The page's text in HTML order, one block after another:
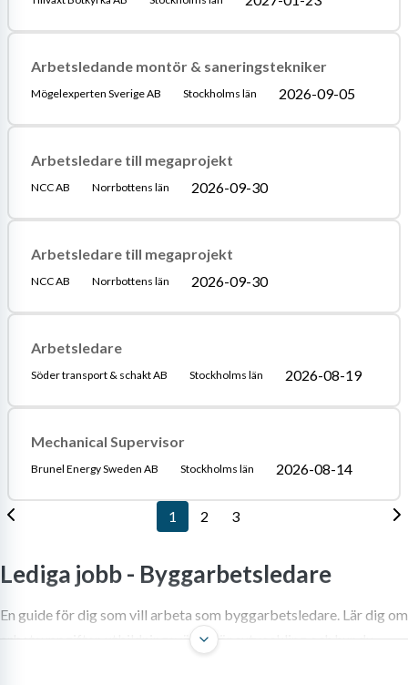
Arbetsledande montör & saneringstekniker
Mögelexperten Sverige AB Stockholms län 2026-09-05
Arbetsledare till megaprojekt
NCC AB Norrbottens län 2026-09-30
Arbetsledare till megaprojekt
NCC AB Norrbottens län 2026-09-30
Arbetsledare
Söder transport & schakt AB Stockholms län 2026-08-19
Mechanical Supervisor
Brunel Energy Sweden AB Stockholms län 2026-08-14
1 2 3
Lediga jobb - Byggarbetsledare
En guide för dig som vill arbeta som byggarbetsledare. Lär dig om
arbetsuppgifter, utbildningsvägar, löneutveckling och hur du